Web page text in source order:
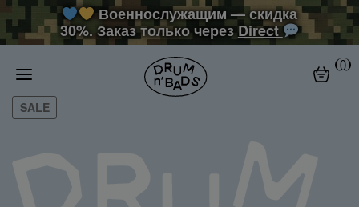
Военнослужащим — скидка
30%. Заказ только черезDirect
SALE